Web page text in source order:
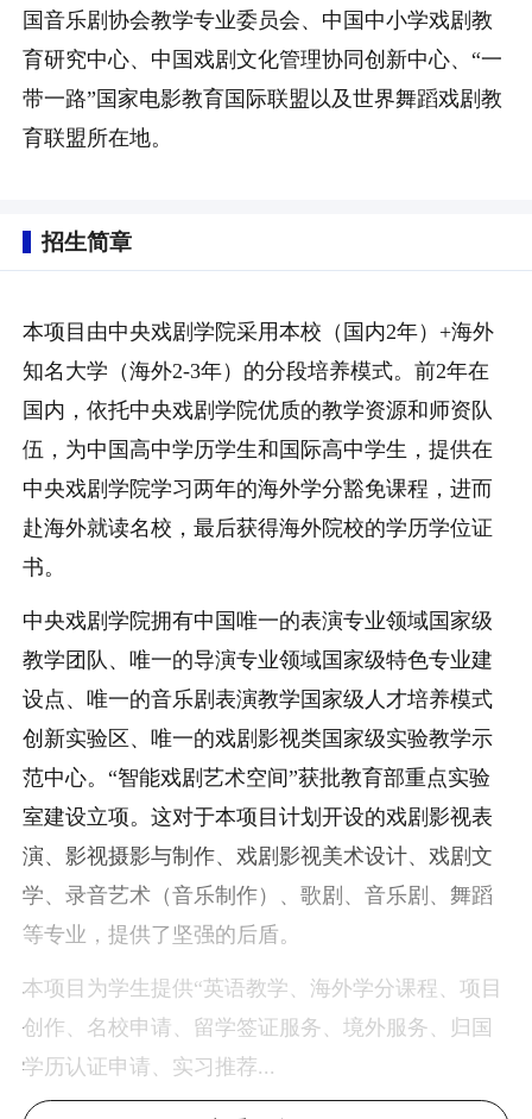
国音乐剧协会教学专业委员会、中国中小学戏剧教
育研究中心、中国戏剧文化管理协同创新中心、“一
带一路”国家电影教育国际联盟以及世界舞蹈戏剧教
育联盟所在地。
招生简章
本项目由中央戏剧学院采用本校（国内2年）+海外
知名大学（海外2-3年）的分段培养模式。前2年在
国内，依托中央戏剧学院优质的教学资源和师资队
伍，为中国高中学历学生和国际高中学生，提供在
中央戏剧学院学习两年的海外学分豁免课程，进而
赴海外就读名校，最后获得海外院校的学历学位证
书。
中央戏剧学院拥有中国唯一的表演专业领域国家级
教学团队、唯一的导演专业领域国家级特色专业建
设点、唯一的音乐剧表演教学国家级人才培养模式
创新实验区、唯一的戏剧影视类国家级实验教学示
范中心。“智能戏剧艺术空间”获批教育部重点实验
室建设立项。这对于本项目计划开设的戏剧影视表
演、影视摄影与制作、戏剧影视美术设计、戏剧文
学、录音艺术（音乐制作）、歌剧、音乐剧、舞蹈
等专业，提供了坚强的后盾。
本项目为学生提供“英语教学、海外学分课程、项目
创作、名校申请、留学签证服务、境外服务、归国
学历认证申请、实习推荐...